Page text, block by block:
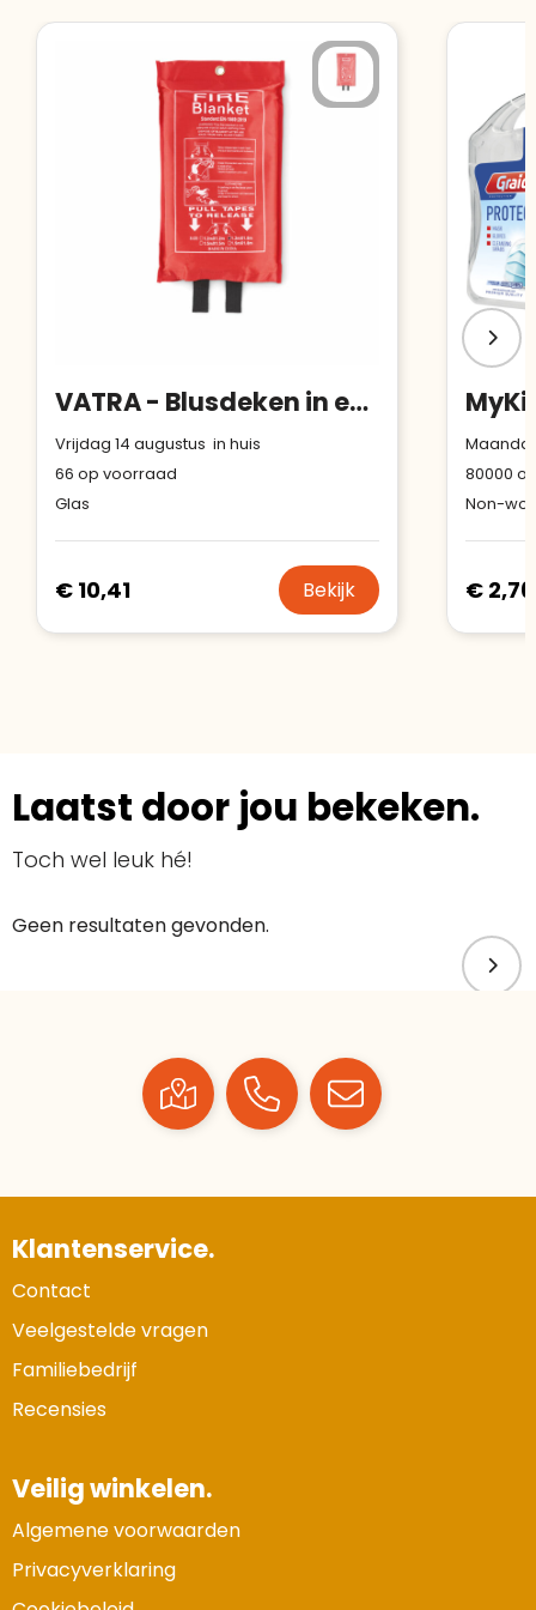
VATRA - Blusdeken in een PVC hoes
Vrijdag 14 augustus in huis
66 op voorraad
Glas
€ 10,41 Bekijk
80000
€ 2,76
Laatst door jou bekeken.
Toch wel leuk hé!
Geen resultaten gevonden.
Klantenservice.
Contact
Veelgestelde vragen
Familiebedrijf
Recensies
Veilig winkelen.
Algemene voorwaarden
Privacyverklaring